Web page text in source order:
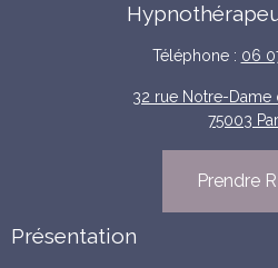
Téléphone : 06
32 rue Notre-Dame
75003
Prendre
Présentation